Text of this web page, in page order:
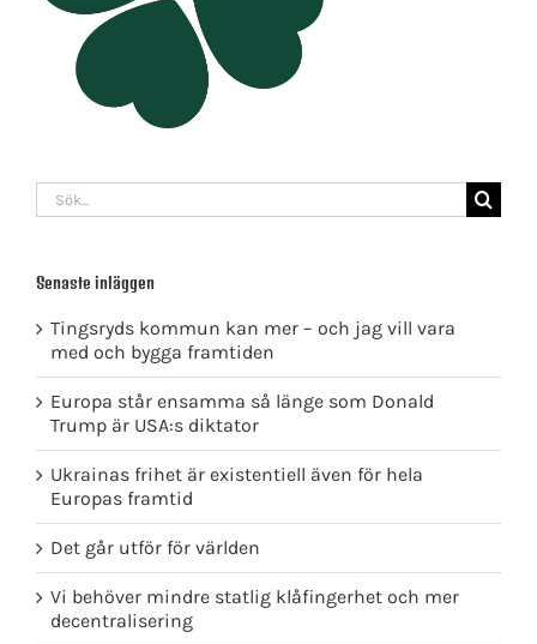
Sök
efter:
Senaste inläggen
Tingsryds kommun kan mer – och jag vill vara
med och bygga framtiden
Europa står ensamma så länge som Donald
Trump är USA:s diktator
Ukrainas frihet är existentiell även för hela
Europas framtid
Det går utför för världen
Vi behöver mindre statlig klåfingerhet och mer
decentralisering